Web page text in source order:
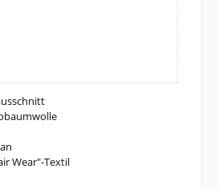
Wear"-Textil